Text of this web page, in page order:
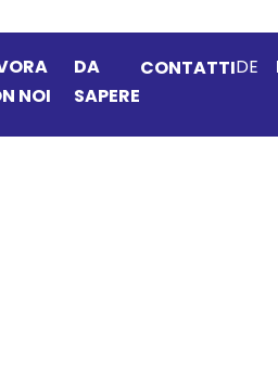
NOI
DA
SAPERE
CONTATTIDE